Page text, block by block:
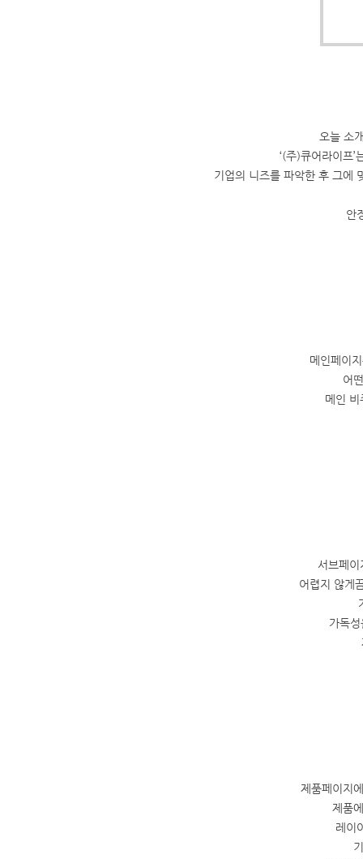
오늘 소
‘(주)큐어라이프
기업의 니즈를 파악한 후 그에
안
메인페이
어
메인
서브페
어렵지 않게
가독
제품페이지
제품
레이